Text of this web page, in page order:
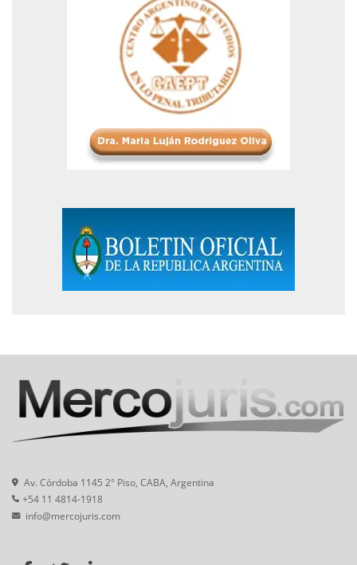
Av. Córdoba 1145 2° Piso, CABA, Argentina
+54 11 4814-1918
info@mercojuris.com